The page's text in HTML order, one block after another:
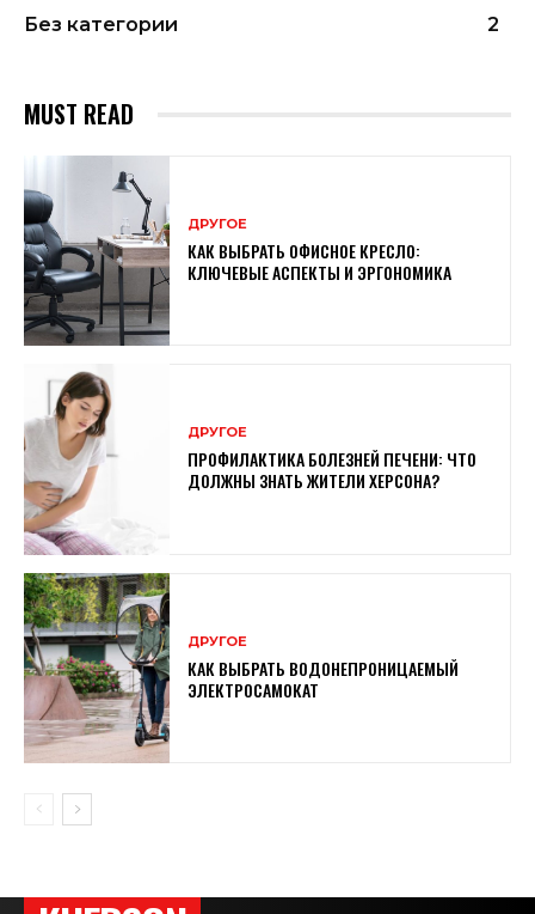
Без категории
2
MUST READ
ДРУГОЕ
КАК ВЫБРАТЬ ОФИСНОЕ КРЕСЛО:
КЛЮЧЕВЫЕ АСПЕКТЫ И ЭРГОНОМИКА
ДРУГОЕ
ПРОФИЛАКТИКА БОЛЕЗНЕЙ ПЕЧЕНИ: ЧТО
ДОЛЖНЫ ЗНАТЬ ЖИТЕЛИ ХЕРСОНА?
ДРУГОЕ
КАК ВЫБРАТЬ ВОДОНЕПРОНИЦАЕМЫЙ
ЭЛЕКТРОСАМОКАТ